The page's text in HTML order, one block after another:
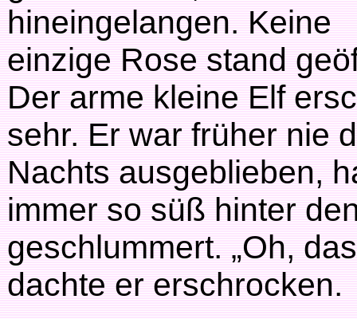
hineingelangen. Keine
einzige Rose stand
Der arme kleine Elf
sehr. Er war früher nie
Nachts ausgeblieben,
immer so süß hinter
geschlummert. „Oh,
dachte er erschrocken.